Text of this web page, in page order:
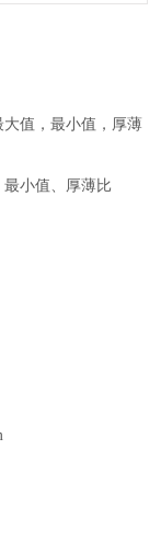
值，最小值，厚薄
小值、厚薄比